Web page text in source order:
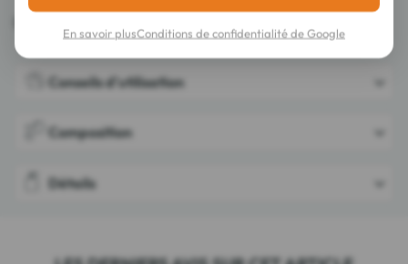
Conseils d'utilisation
Composition
Détails
En savoir plusConditions de confidentialité de Google